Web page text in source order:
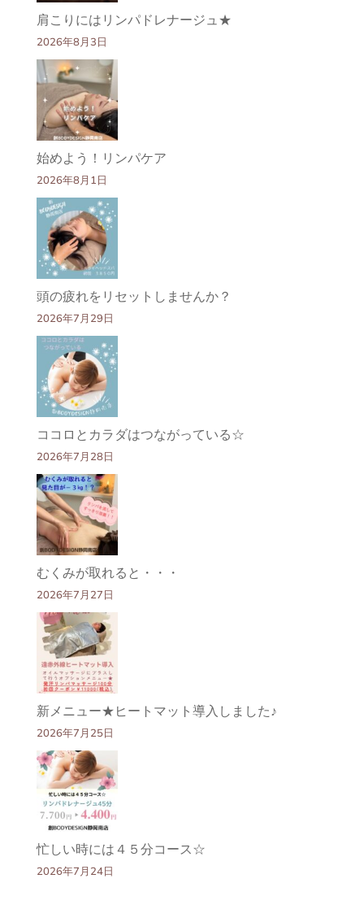
肩こりにはリンパドレナージュ★
2026年8月3日
始めよう！リンパケア
2026年8月1日
頭の疲れをリセットしませんか？
2026年7月29日
ココロとカラダはつながっている☆
2026年7月28日
むくみが取れると・・・
2026年7月27日
新メニュー★ヒートマット導入しました♪
2026年7月25日
忙しい時には４５分コース☆
2026年7月24日